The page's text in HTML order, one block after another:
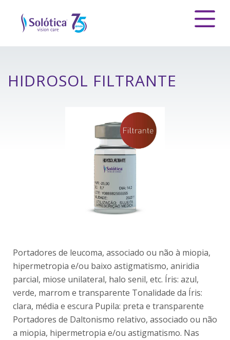
HIDROSOL FILTRANTE
Portadores de leucoma, associado ou não à miopia,
hipermetropia e/ou baixo astigmatismo, aniridia
parcial, miose unilateral, halo senil, etc. Íris: azul,
verde, marrom e transparente Tonalidade da Íris:
clara, média e escura Pupila: preta e transparente
Portadores de Daltonismo relativo, associado ou não
a miopia, hipermetropia e/ou astigmatismo. Nas